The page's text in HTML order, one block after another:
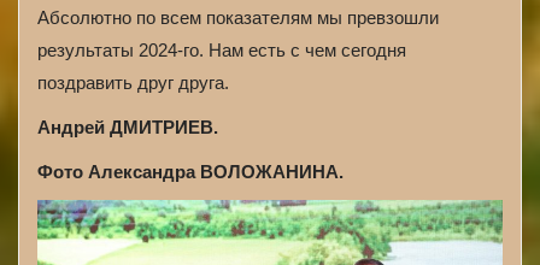
Абсолютно по всем показателям мы превзошли
результаты 2024‑го. Нам есть с чем сегодня
поздравить друг друга.
Андрей ДМИТРИЕВ.
Фото Александра ВОЛОЖАНИНА.